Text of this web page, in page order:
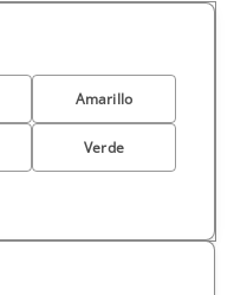
Amarillo
Verde